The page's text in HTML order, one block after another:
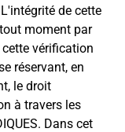
de cette
moment par
cette vérification
réservant, en
le droit
à travers les
Dans cet